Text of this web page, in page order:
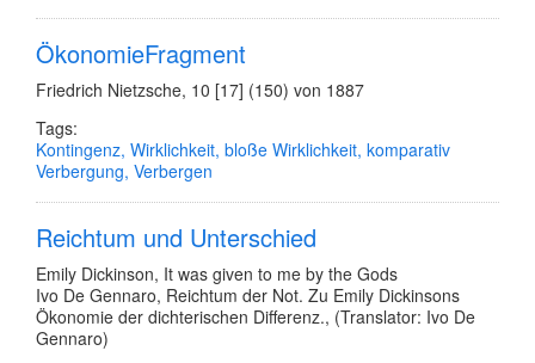
ÖkonomieFragment
Friedrich Nietzsche, 10 [17] (150) von 1887
Tags:
Kontingenz, Wirklichkeit, bloße Wirklichkeit, komparativ
Verbergung, Verbergen
Reichtum und Unterschied
Emily Dickinson, It was given to me by the Gods
Ivo De Gennaro, Reichtum der Not. Zu Emily Dickinsons
Ökonomie der dichterischen Differenz., (Translator: Ivo De
Gennaro)